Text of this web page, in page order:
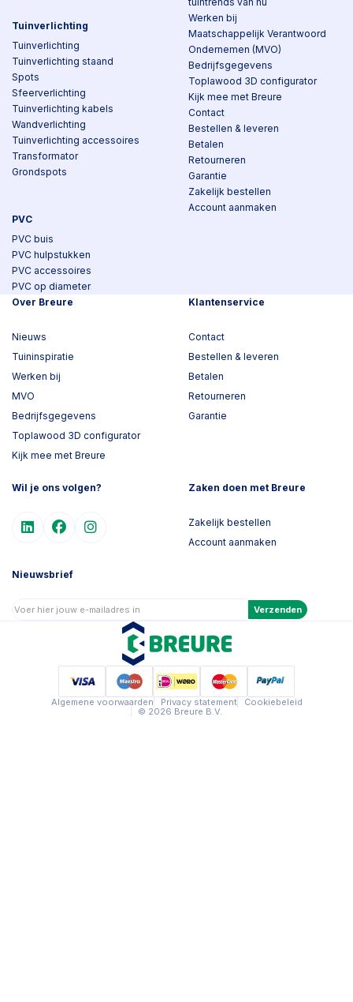
Tuinverlichting
Tuinverlichting
Tuinverlichting staand
Spots
Sfeerverlichting
Tuinverlichting kabels
Wandverlichting
Tuinverlichting accessoires
Transformator
Grondspots
PVC
PVC buis
PVC hulpstukken
PVC accessoires
PVC op diameter
Werken bij
Maatschappelijk Verantwoord
Ondernemen (MVO)
Bedrijfsgegevens
Toplawood 3D configurator
Kijk mee met Breure
Contact
Bestellen & leveren
Betalen
Retourneren
Garantie
Zakelijk bestellen
Account aanmaken
Over Breure
Nieuws
Tuininspiratie
Werken bij
MVO
Bedrijfsgegevens
Toplawood 3D configurator
Kijk mee met Breure
Klantenservice
Contact
Bestellen & leveren
Betalen
Retourneren
Garantie
Wil je ons volgen? Zaken doen met Breure
Zakelijk bestellen
Account aanmaken
Nieuwsbrief
Verzenden
Algemene voorwaarden Privacy statement
Cookiebeleid
© 2026 Breure B.V.